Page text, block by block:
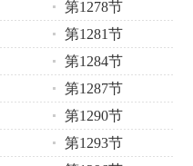
第1278节
第1281节
第1284节
第1287节
第1290节
第1293节